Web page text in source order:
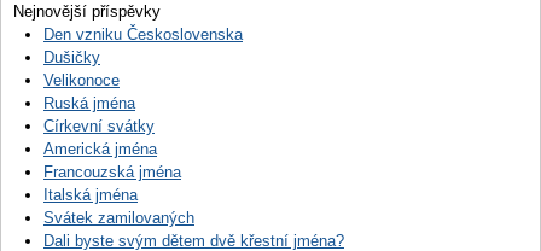
Nejnovější příspěvky
Den vzniku Československa
Dušičky
Velikonoce
Ruská jména
Církevní svátky
Americká jména
Francouzská jména
Italská jména
Svátek zamilovaných
Dali byste svým dětem dvě křestní jména?